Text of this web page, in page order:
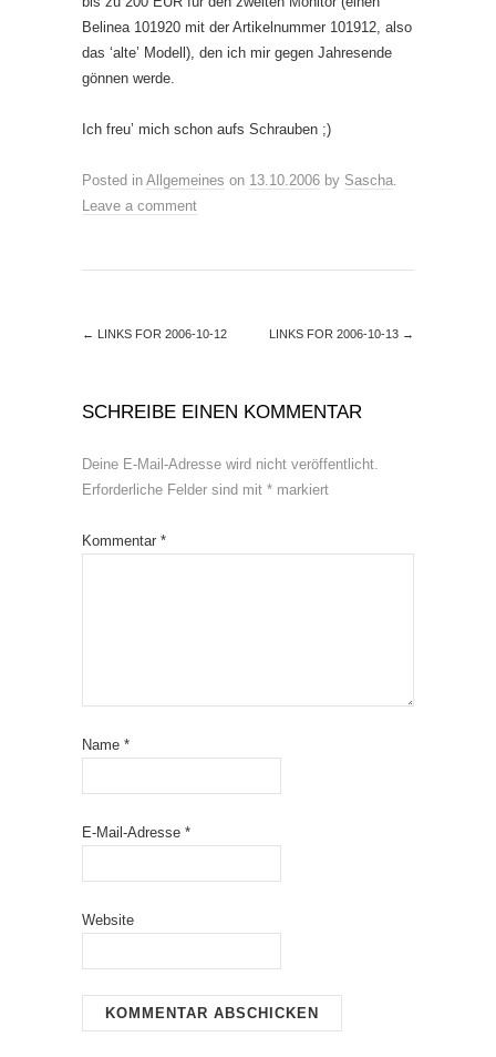
Belinea 101920 mit der Artikelnummer 101912, also
das ‘alte’ Modell), den ich mir gegen Jahresende
gönnen werde.
Ich freu’ mich schon aufs Schrauben ;)
Posted in Allgemeines on 13.10.2006 by Sascha.
Leave a comment
← LINKS FOR 2006-10-12 LINKS FOR 2006-10-13 →
SCHREIBE EINEN KOMMENTAR
Deine E-Mail-Adresse wird nicht veröffentlicht.
Erforderliche Felder sind mit * markiert
Kommentar *
Name *
E-Mail-Adresse *
Website